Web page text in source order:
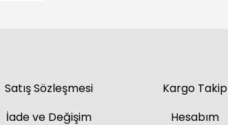
Satış Sözleşmesi
İade ve Değişim
Kargo Takip
Hesabım